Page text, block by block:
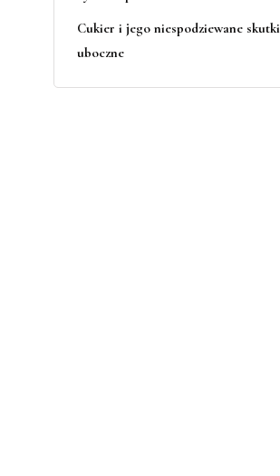
Cukier i jego niespodziewane skutki
uboczne